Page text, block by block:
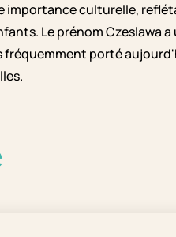
importance culturelle,
Le prénom Czeslawa
porté